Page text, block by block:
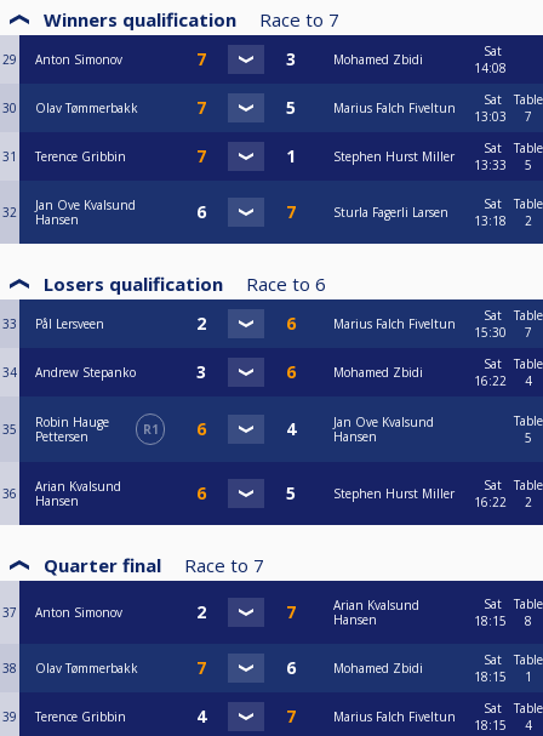
Winners qualification Race to 7
29 Anton Simonov Mohamed Zbidi
Sat
14:08
30 Olav Tømmerbakk Marius Falch Fiveltun
Sat
13:03
Table
7
31 Terence Gribbin Stephen Hurst Miller
Sat
13:33
Table
5
32
Jan Ove Kvalsund
Hansen
Sturla Fagerli Larsen
Sat
13:18
Table
2
Losers qualification Race to 6
33 Pål Lersveen Marius Falch Fiveltun
Sat
15:30
Table
7
34 Andrew Stepanko Mohamed Zbidi
Sat
16:22
Table
4
35
Robin Hauge
Pettersen
R1
Jan Ove Kvalsund
Hansen
Table
5
36
Arian Kvalsund
Hansen
Stephen Hurst Miller
Sat
16:22
Table
2
Quarter final Race to 7
37 Anton Simonov
Arian Kvalsund
Hansen
Sat
18:15
Table
8
38 Olav Tømmerbakk Mohamed Zbidi
Sat
18:15
Table
1
39 Terence Gribbin Marius Falch Fiveltun
Sat
18:15
Table
4